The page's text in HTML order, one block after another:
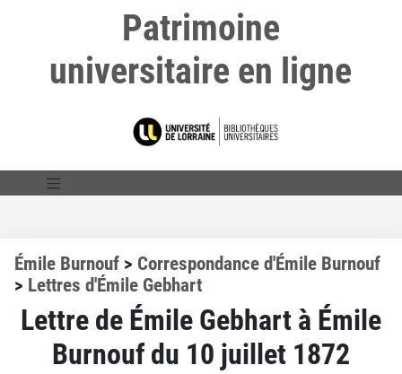
Patrimoine
universitaire en ligne
Émile Burnouf > Correspondance d'Émile Burnouf
> Lettres d'Émile Gebhart
Lettre de Émile Gebhart à Émile
Burnouf du 10 juillet 1872